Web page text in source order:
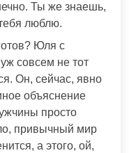
Ты же знаешь,
люблю.
Юля с
совсем не тот
Он, сейчас, явно
объяснение
просто
привычный мир
а этого, ой,